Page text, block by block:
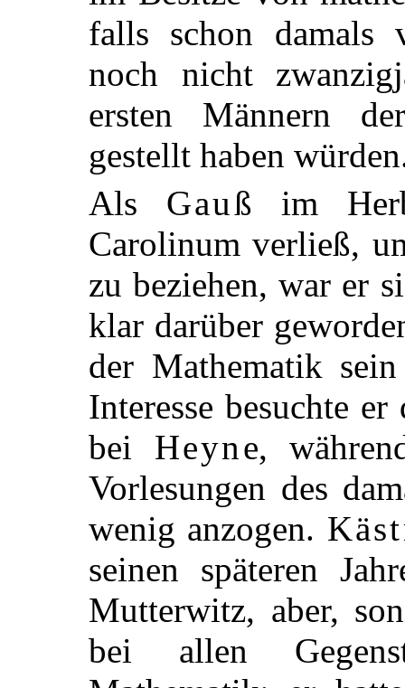
falls schon damals
noch nicht
ersten Männern
gestellt haben
Als Gauß im
Carolinum verließ,
zu beziehen, war er
klar darüber
der Mathematik
Interesse besuchte
bei Heyne,
Vorlesungen des
wenig anzogen.
seinen späteren
Mutterwitz, aber,
bei allen